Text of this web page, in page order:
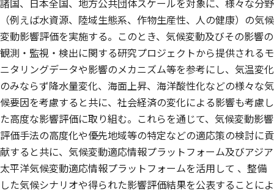
熊谷 直喜
気候変動適応センタ
ー
阿部 博哉
気候変動適応センタ
ー
鈴木 はるか
芦名 秀一
社会システム領域
林 誠二
福島地域協働研究拠
点
辻 英樹
福島地域協働研究拠
点
岡川 梓
社会システム領域
大場 真
中村 省吾
福島地域協働研究拠
点
吉岡 明良
福島地域協働研究拠
点
岡寺 智大
地域環境保全領域
西廣 淳
気候変動適応センタ
ー
野村 渉平
橋本 茂 尾崎 宏和
諸国、日本全国、地方公共団体スケールを対象に、様々な分野
（例えば水資源、陸域生態系、作物生産性、人の健康）の気候
変動影響評価を実施する。このとき、気候変動及びその影響の
観測・監視・検出に関する研究プロジェクトから提供されるモ
ニタリングデータや影響のメカニズム等を参考にし、気温変化
のみならず降水量変化、海面上昇、海洋酸性化などの様々な気
候要因を考慮すると共に、社会経済の変化による影響も考慮し
た高度な影響評価に取り組む。これらを通じて、気候変動影響
評価手法の高度化や優先地域等の特定などの適応策の検討に貢
献すると共に、気候変動適応情報プラットフォーム及びアジア
太平洋気候変動適応情報プラットフォームを活用して 、整備
した気候シナリオや得られた影響評価結果を公表することによ